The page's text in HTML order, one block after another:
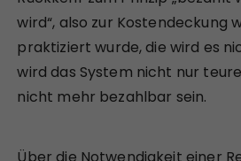
wird“, also zur Kostendeckung
praktiziert wurde, die wird es
wird das System nicht nur
nicht mehr bezahlbar sein.